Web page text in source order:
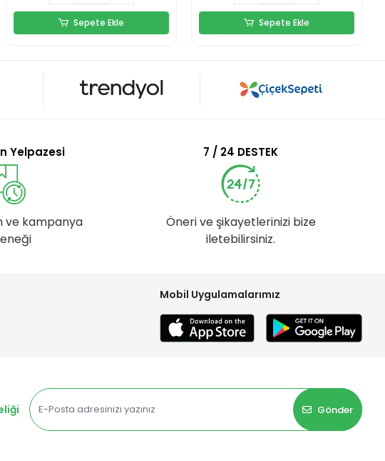
Sepete Ekle Sepete Ekle
Yelpazesi
ve kampanya
7 / 24 DESTEK
Öneri ve şikayetlerinizi bize
iletebilirsiniz.
Mobil Uygulamalarımız
Gönder